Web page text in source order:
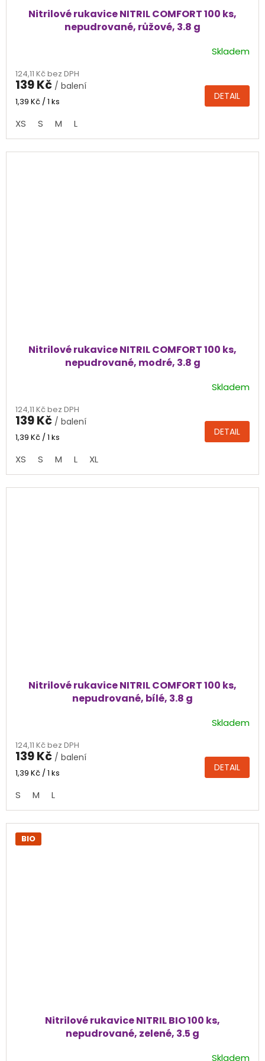
Nitrilové rukavice NITRIL COMFORT 100 ks,
nepudrované, růžové, 3.8 g
produktu
je
4,3
5
hvězdiček.
Skladem
124,11 Kč bez DPH
139 Kč / balení
Měrná
1,39 Kč / 1 ks DETAIL
XS S M L
Nitrilové rukavice NITRIL COMFORT 100 ks,
nepudrované, modré, 3.8 g
produktu
je
4,8
5
hvězdiček.
Skladem
124,11 Kč bez DPH
139 Kč / balení
Měrná
1,39 Kč / 1 ks DETAIL
XS S M L XL
Nitrilové rukavice NITRIL COMFORT 100 ks,
nepudrované, bílé, 3.8 g
produktu
je
3,8
5
hvězdiček.
Skladem
124,11 Kč bez DPH
139 Kč / balení
Měrná
1,39 Kč / 1 ks DETAIL
S M L
BIO
Nitrilové rukavice NITRIL BIO 100 ks,
nepudrované, zelené, 3.5 g
Skladem